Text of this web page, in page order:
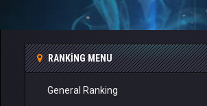
RANKING MENU
General Ranking